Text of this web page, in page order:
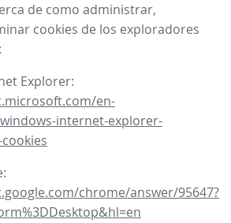
de como administrar,
cookies de los exploradores
Explorer:
en-
internet-explorer-
chrome/answer/95647?